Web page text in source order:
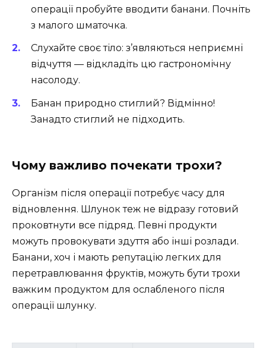
операції пробуйте вводити банани. Почніть
з малого шматочка.
Слухайте своє тіло: з’являються неприємні
відчуття — відкладіть цю гастрономічну
насолоду.
Банан природно стиглий? Відмінно!
Занадто стиглий не підходить.
Чому важливо почекати трохи?
Організм після операції потребує часу для
відновлення. Шлунок теж не відразу готовий
проковтнути все підряд. Певні продукти
можуть провокувати здуття або інші розлади.
Банани, хоч і мають репутацію легких для
перетравлювання фруктів, можуть бути трохи
важким продуктом для ослабленого після
операції шлунку.